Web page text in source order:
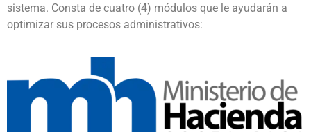
sistema. Consta de cuatro (4) módulos que le ayudarán a
optimizar sus procesos administrativos: